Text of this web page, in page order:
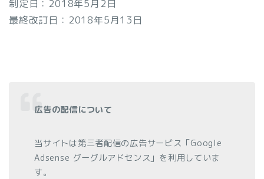
制定日：2018年5月2日
最終改訂日：2018年5月13日
広告の配信について
当サイトは第三者配信の広告サービス「Google
Adsense グーグルアドセンス」を利用していま
す。